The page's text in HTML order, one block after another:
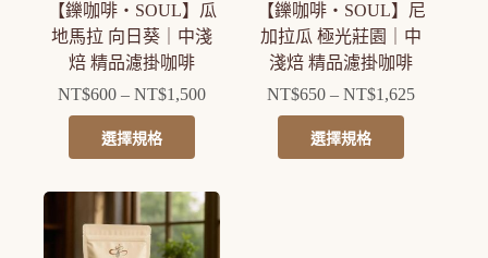
品
頁
面
選
擇
選
品
頁
面
選
擇
選
【鑠咖啡・SOUL】瓜
地馬拉 向日葵｜中淺
焙 精品濾掛咖啡
NT$600 – NT$1,500價
NT$600
到
選擇規格
此
產
有
多
【鑠咖啡・SOUL】尼
加拉瓜 極光莊園｜中
淺焙 精品濾掛咖啡
NT$650 – NT$1,625價
選擇規格
此
產